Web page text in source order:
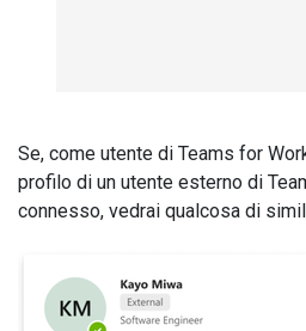
Se, come utente di Teams for
profilo di un utente esterno di
connesso, vedrai qualcosa di